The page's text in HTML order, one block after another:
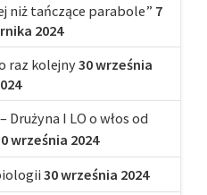
niż tańczące parabole” 7
2024
raz kolejny30 września
Drużyna I LO o włos od
września 2024
30 września 2024